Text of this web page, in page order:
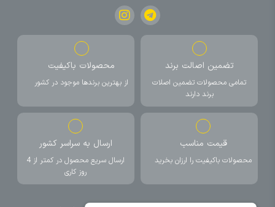
تضمین اصالت برند
تمامی محصولات تضمین اصلات
برند دارند
محصولات باکیفیت
از بهترین برندها موجود در کشور
قیمت مناسب
محصولات باکیفیت را ارزان بخرید
ارسال به سراسر کشور
ارسال سریع محصول در کمتر از 4
روز کاری